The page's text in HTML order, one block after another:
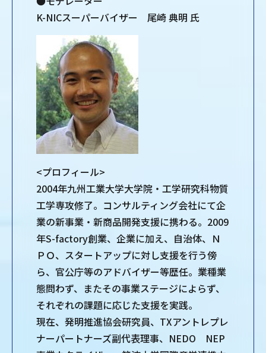
K-NICスーパーバイザー 尾崎 典明 氏
<プロフィール>
2004年九州工業大学大学院・工学研究科物質
工学専攻修了。コンサルティング会社にて企
業の新事業・新商品開発支援に携わる。2009
年S-factory創業、企業に加え、自治体、Ｎ
ＰＯ、スタートアップに対し支援を行う傍
ら、官公庁等のアドバイザー等歴任。業種業
態問わず、またその事業ステージによらず、
それぞれの課題に応じた支援を実践。
現在、発明推進協会研究員、TXアントレプレ
ナーパートナーズ副代表理事、NEDO NEP